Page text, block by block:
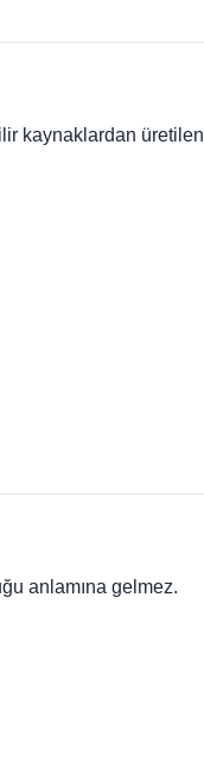
kaynaklardan üretilen
anlamına gelmez.